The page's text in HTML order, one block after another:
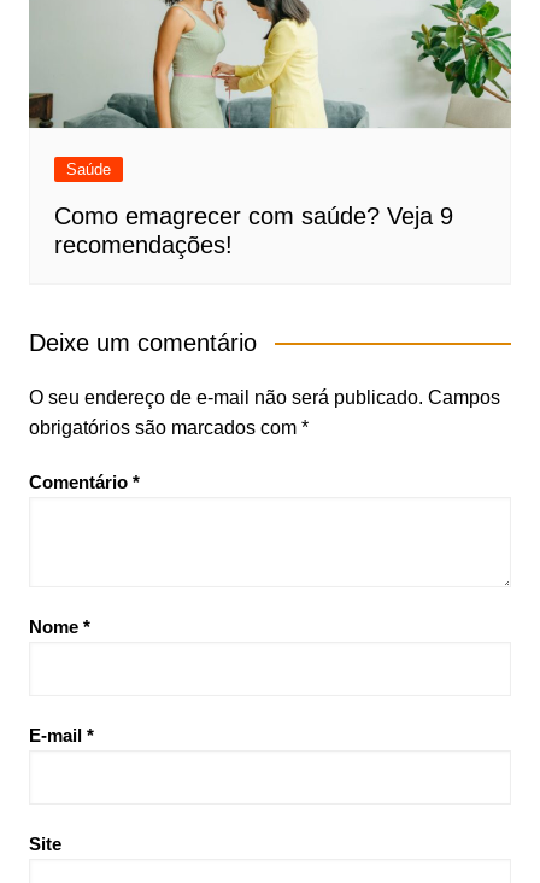
Saúde
Como emagrecer com saúde? Veja 9
recomendações!
Deixe um comentário
O seu endereço de e-mail não será publicado. Campos
obrigatórios são marcados com *
Comentário *
Nome *
E-mail *
Site